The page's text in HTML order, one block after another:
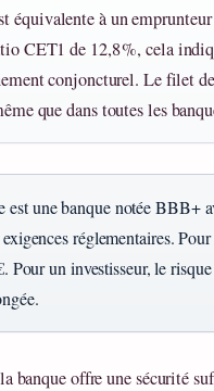
à un
CET1 de 12,8 %, cela
conjoncturel. Le filet
que dans toutes les
est une banque notée BBB+
réglementaires.
Pour un investisseur, le
banque offre une sécurité